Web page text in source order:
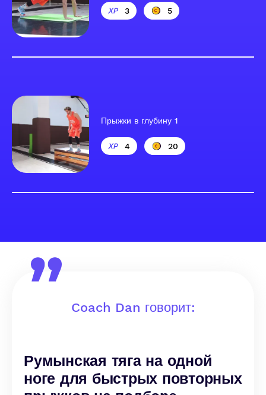
3 5
Прыжки в глубину 1
4 20
Coach Dan говорит:
Румынская тяга на одной
ноге для быстрых повторных